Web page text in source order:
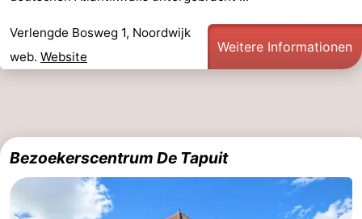
Verlengde Bosweg 1, Noordwijk
web. Website
Weitere Informationen
Bezoekerscentrum De Tapuit